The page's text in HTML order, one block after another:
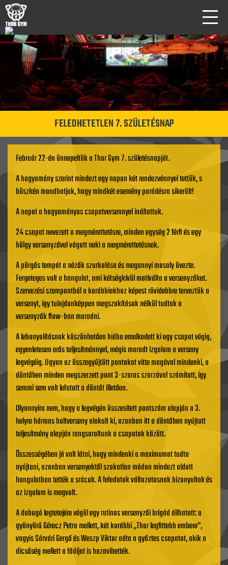
FELEDHETETLEN 7. SZÜLETÉSNAP
Február 22-én ünnepeltük a Thor Gym 7. születésnapját.
A hagyomány szerint mindezt egy napon két rendezvénnyel tettük, s
büszkén mondhatjuk, hogy mindkét esemény parádésra sikerült!
A napot a hagyományos csapatversennyel indítottuk.
24 csapat nevezett a megmérettetésre, minden egység 2 férfi és egy
hölgy versenyzővel vágott neki a megmérettetésnek.
A pörgős tempót a nézők szurkolása és megannyi mosoly övezte.
Fergeteges volt a hangulat, ami kétségkívül motíválta a versenyzőket.
Szervezési szempontból a korábbiakhoz képest rövidebbre terveztük a
versenyt, így tulajdonképpen megszakítások nélkül tudtak a
versenyzők flow-ban maradni.
A lebonyolításnak köszönhetően hiába emelkedett ki egy csapat végig,
egyenletesen erős teljesítménnyel, mégis maradt izgalom a verseny
legvégéig. Ugyan az összegyűjtött pontokat vitte magával mindenki, a
döntőben minden megszerzett pont 3-szoros szorzóval számított, így
semmi sem volt lefutott a döntőt illetően.
Olyannyira nem, hogy a legvégén összesített pontszám alapján a 3.
helyre hármas holtverseny alakult ki, azonban itt a döntőben nyújtott
teljesítmény alapján rangsoroltunk a csapatok között.
Összességében jó volt látni, hogy mindenki a maximumot tudta
nyújtani, azonban versenyektől szokatlan módon mindezt oldott
hangulatban tették a srácok. A feladatok változatosnak bizonyultak és
az izgalom is megvolt.
A dobogó legtetejére végül egy rutinos versenyzői brigád állhatott: a
gyönyörű Gérecz Petra mellett, két korábbi „Thor legfittebb embere”,
vagyis Sárvári Gergő és Weszp Viktor adta a győztes csapatot, akik a
dicsőség mellett a fődíjat is hazavihették.